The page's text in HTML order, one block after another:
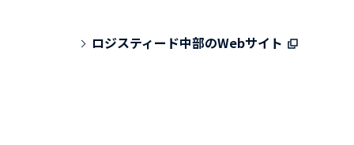
ロジスティード中部のWebサイト